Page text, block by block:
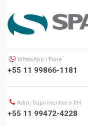
WhatsApp | Fone
+55 11 99866-1181
Adm, Suprimentos e RH
+55 11 99472-4228